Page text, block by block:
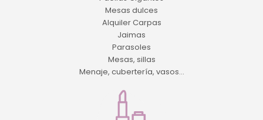
Mesas dulces
Alquiler Carpas
Jaimas
Parasoles
Mesas, sillas
Menaje, cubertería, vasos...